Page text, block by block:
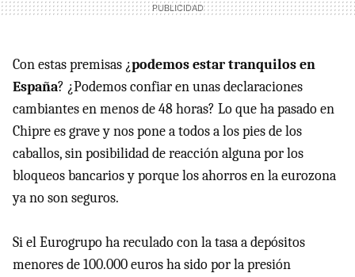
Con estas premisas ¿podemos estar tranquilos en
España? ¿Podemos confiar en unas declaraciones
cambiantes en menos de 48 horas? Lo que ha pasado en
Chipre es grave y nos pone a todos a los pies de los
caballos, sin posibilidad de reacción alguna por los
bloqueos bancarios y porque los ahorros en la eurozona
ya no son seguros.
Si el Eurogrupo ha reculado con la tasa a depósitos
menores de 100.000 euros ha sido por la presión